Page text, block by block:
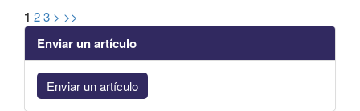
1 23 > >>
Enviar un artículo
Enviar un artículo